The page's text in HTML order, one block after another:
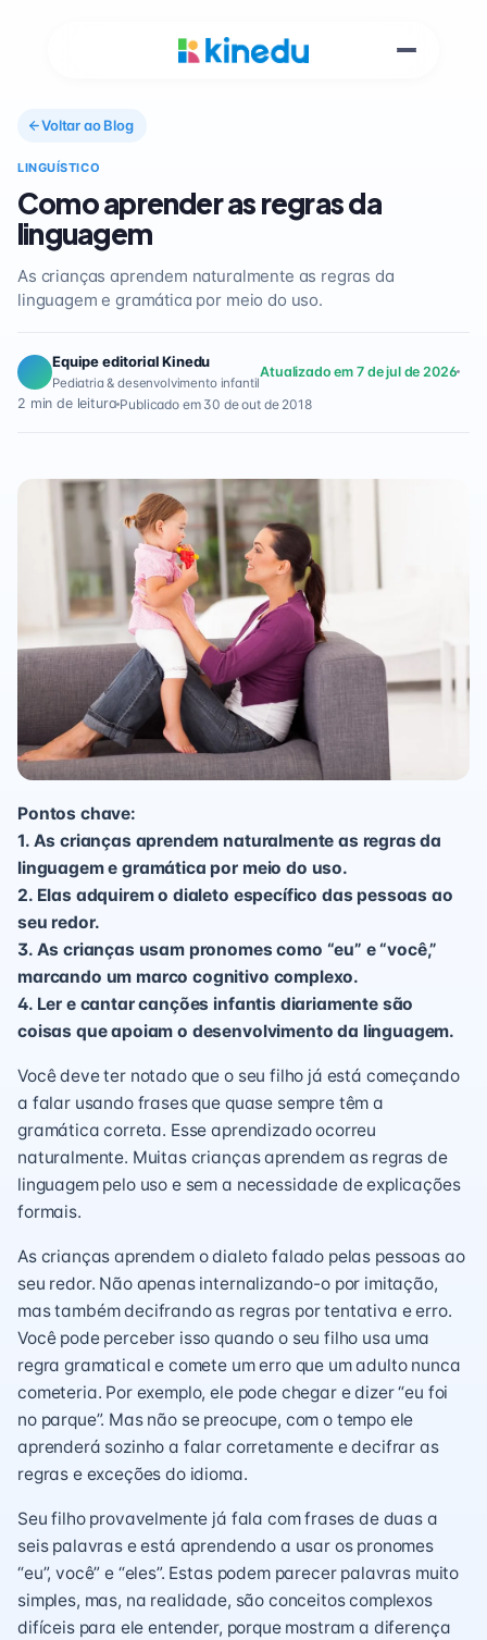
Voltar ao Blog
LINGUÍSTICO
Como aprender as regras da
linguagem
As crianças aprendem naturalmente as regras da
linguagem e gramática por meio do uso.
Equipe editorial Kinedu
Pediatria & desenvolvimento infantil
Atualizado em 7 de jul de 2026
2 min de leitura Publicado em 30 de out de 2018
Pontos chave:
1. As crianças aprendem naturalmente as regras da
linguagem e gramática por meio do uso.
2. Elas adquirem o dialeto específico das pessoas ao
seu redor.
3. As crianças usam pronomes como “eu” e “você,”
marcando um marco cognitivo complexo.
4. Ler e cantar canções infantis diariamente são
coisas que apoiam o desenvolvimento da linguagem.
Você deve ter notado que o seu filho já está começando
a falar usando frases que quase sempre têm a
gramática correta. Esse aprendizado ocorreu
naturalmente. Muitas crianças aprendem as regras de
linguagem pelo uso e sem a necessidade de explicações
formais.
As crianças aprendem o dialeto falado pelas pessoas ao
seu redor. Não apenas internalizando-o por imitação,
mas também decifrando as regras por tentativa e erro.
Você pode perceber isso quando o seu filho usa uma
regra gramatical e comete um erro que um adulto nunca
cometeria. Por exemplo, ele pode chegar e dizer “eu foi
no parque”. Mas não se preocupe, com o tempo ele
aprenderá sozinho a falar corretamente e decifrar as
regras e exceções do idioma.
Seu filho provavelmente já fala com frases de duas a
seis palavras e está aprendendo a usar os pronomes
“eu”, você” e “eles”. Estas podem parecer palavras muito
simples, mas, na realidade, são conceitos complexos
difíceis para ele entender, porque mostram a diferença